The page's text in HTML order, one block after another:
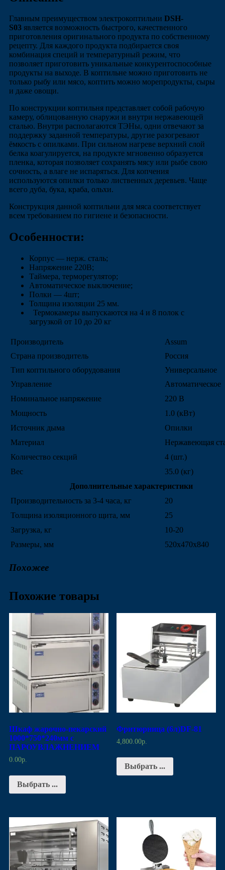
Главным преимуществом электрокоптильни DSH-
S03 является возможность быстрого, качественного
приготовления оригинального продукта по собственному
рецепту. Для каждого продукта подбирается своя
комбинация специй и температурный режим, что
позволяет приготовить уникальные конкурентоспособные
продукты на выходе. В коптильне можно приготовить не
только рыбу или мясо, коптить можно морепродукты, сыры
и даже овощи.
По конструкции коптильня представляет собой рабочую
камеру, облицованную снаружи и внутри нержавеющей
сталью. Внутри располагаются ТЭНы, одни отвечают за
поддержку заданной температуры, другие разогревают
ёмкость с опилками. При сильном нагреве верхний слой
белка коагулируется, на продукте мгновенно образуется
пленка, которая позволяет сохранять мясу или рыбе свою
сочность, а влаге не испаряться. Для копчения
используются опилки только лиственных деревьев. Чаще
всего дуба, бука, краба, ольхи.
Конструкция данной коптильни для мяса соответствует
всем требованием по гигиене и безопасности.
Особенности:
Корпус ― нерж. сталь;
Напряжение 220В;
Таймера, терморегулятор;
Автоматическое выключение;
Полки ― 4шт;
Толщина изоляции 25 мм.
Термокамеры выпускаются на 4 и 8 полок с
загрузкой от 10 до 20 кг
Производитель
Assum
Страна производитель
Россия
Тип коптильного оборудования
Универсальное
Управление
Автоматическое
Номинальное напряжение
220 В
Мощность
1.0 (кВт)
Источник дыма
Опилки
Материал
Нержавеющая
Количество секций
4 (шт.)
Вес
35.0 (кг)
Дополнительные характеристики
Производительность за 3-4 часа, кг
20
Толщина изоляционного щита, мм
25
Загрузка, кг
10-20
Размеры, мм
520х470х840
Похожее
Похожие товары
Шкаф жарочно-пекарский
1000*750*240мм c
ПАРОУВЛАЖНЕНИЕМ
0.00р.
Выбрать ...
Фритюрница (6л)DF-81
4,800.00р.
Выбрать ...